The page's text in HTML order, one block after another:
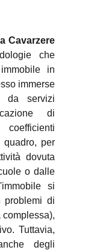
Cavarzere
che
in
immerse
da servizi
di
per
dovuta
o dalle
si
problemi di
Tuttavia,
degli